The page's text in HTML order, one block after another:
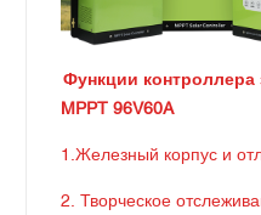
Функции контроллера
MPPT 96V60A
1.Железный корпус и
2. Творческое